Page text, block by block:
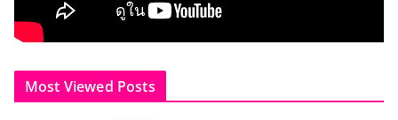
Most Viewed Posts